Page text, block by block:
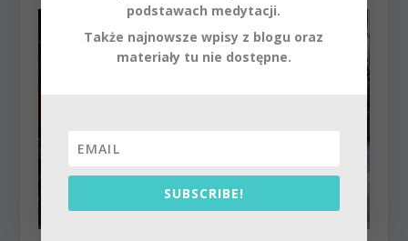
podstawach medytacji.
Także najnowsze wpisy z blogu oraz
materiały tu nie dostępne.
SUBSCRIBE!